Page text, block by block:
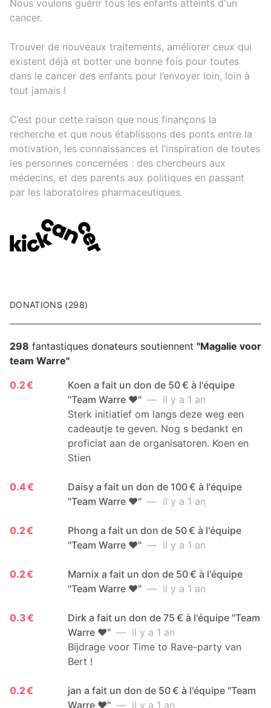
Nous voulons guérir tous les enfants atteints d'un
cancer.
Trouver de nouveaux traitements, améliorer ceux qui
existent déjà et botter une bonne fois pour toutes
dans le cancer des enfants pour l’envoyer loin, loin à
tout jamais !
C’est pour cette raison que nous finançons la
recherche et que nous établissons des ponts entre la
motivation, les connaissances et l’inspiration de toutes
les personnes concernées : des chercheurs aux
médecins, et des parents aux politiques en passant
par les laboratoires pharmaceutiques.
DONATIONS (298)
298 fantastiques donateurs soutiennent "Magalie voor
team Warre"
0.2 €
Koen a fait un don de 50 € à l'équipe
"Team Warre ❤️" — il y a 1 an
Sterk initiatief om langs deze weg een
cadeautje te geven. Nog s bedankt en
proficiat aan de organisatoren. Koen en
Stien
0.4 €
Daisy a fait un don de 100 € à l'équipe
"Team Warre ❤️" — il y a 1 an
0.2 €
Phong a fait un don de 50 € à l'équipe
"Team Warre ❤️" — il y a 1 an
0.2 €
Marnix a fait un don de 50 € à l'équipe
"Team Warre ❤️" — il y a 1 an
0.3 €
Dirk a fait un don de 75 € à l'équipe "Team
Warre ❤️" — il y a 1 an
Bijdrage voor Time to Rave-party van
Bert !
0.2 €
jan a fait un don de 50 € à l'équipe "Team
Warre ❤️" — il y a 1 an